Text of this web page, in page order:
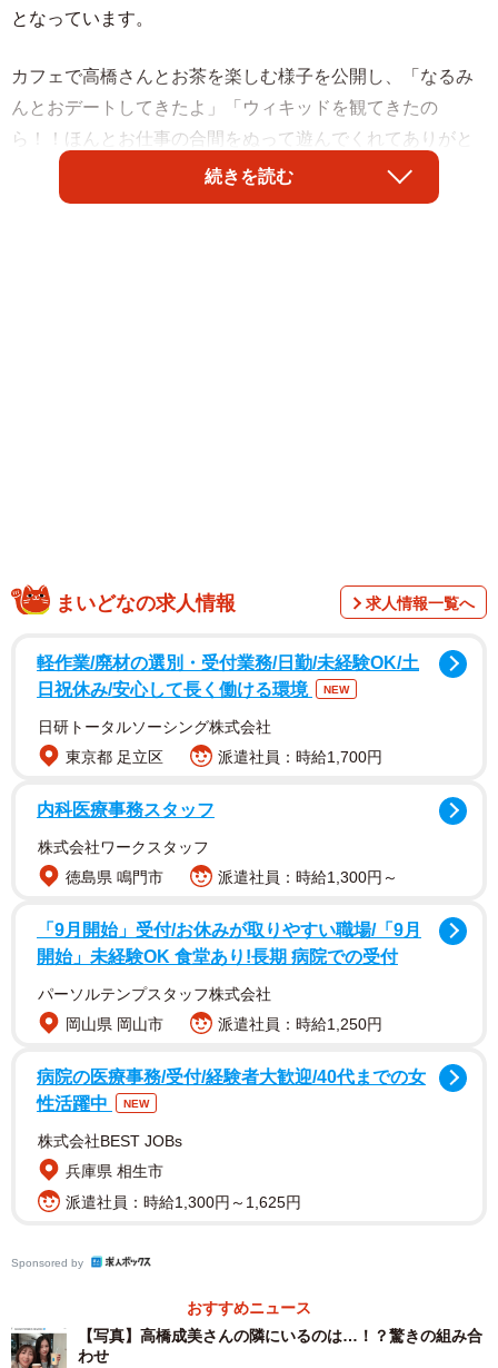
となっています。
カフェで高橋さんとお茶を楽しむ様子を公開し、「なるみ
んとおデートしてきたよ」「ウィキッドを観てきたの
ら！！ほんとお仕事の合間をぬって遊んでくれてありがと
う また遊ぼうね〜」とデートを満喫したとインスタグラ
ムで明かすのは、グラビアアイドルの澄田綾乃さん
2人の関係にコメントでは「どーゆー繋がり」「なんて素敵
な組み合わせ」「推し2人揃っとる」「両方とも『時の人』
じゃん」「お似合いの二人」「最強ペア」「意外な交友関
係」「めっちゃ仲いいやん…」などの声が寄せられまし
高橋成美さんは幼少期にスケートを始め、10代でペアに転
向。渋谷教育学園幕張高校、慶應義塾大学総合政策学部で
学び、「りくりゅう」の木原龍一さんとペアを組んだこと
もありました。ミラノ・コルティナ五輪でフィギュアスケ
た。
澄田綾乃さんは、オスカープロモーション所属のグラビア
アイドル。「令和最強グラドル」と称され、タレントとし
続きを読む
まいどなの求人情報 求人情報一覧へ
軽作業/廃材の選別・受付業務/日勤/未経験OK/土
日祝休み/安心して長く働ける環境
NEW
日研トータルソーシング株式会社
東京都 足立区
派遣社員：時給1,700円
内科医療事務スタッフ
株式会社ワークスタッフ
徳島県 鳴門市
派遣社員：時給1,300円～
「9月開始」受付/お休みが取りやすい職場/「9月
開始」未経験OK 食堂あり!長期 病院での受付
パーソルテンプスタッフ株式会社
岡山県 岡山市
派遣社員：時給1,250円
病院の医療事務/受付/経験者大歓迎/40代までの女
性活躍中
NEW
株式会社BEST JOBs
兵庫県 相生市
派遣社員：時給1,300円～1,625円
Sponsored by
おすすめニュース
【写真】高橋成美さんの隣にいるのは…！？驚きの組み合
わせ